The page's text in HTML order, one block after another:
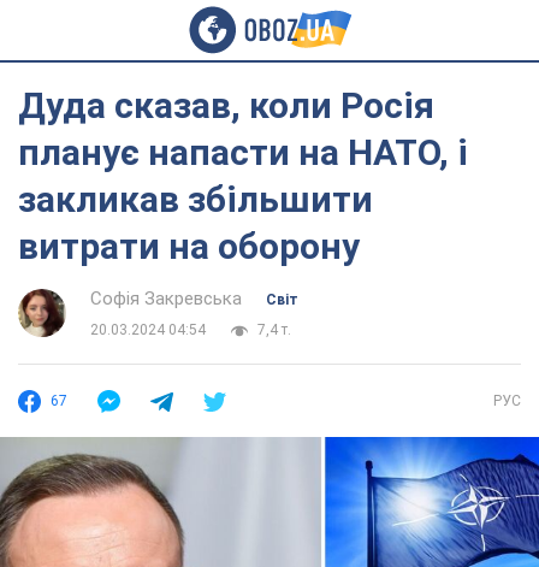
Дуда сказав, коли Росія
планує напасти на НАТО, і
закликав збільшити
витрати на оборону
Софія Закревська
Світ
20.03.2024 04:54
7,4 т.
67 РУС